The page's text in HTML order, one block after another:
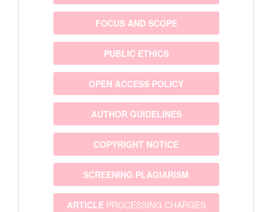
FOCUS AND SCOPE
PUBLIC ETHICS
OPEN ACCESS POLICY
AUTHOR GUIDELINES
COPYRIGHT NOTICE
SCREENING PLAGIARISM
ARTICLEPROCESSING CHARGES